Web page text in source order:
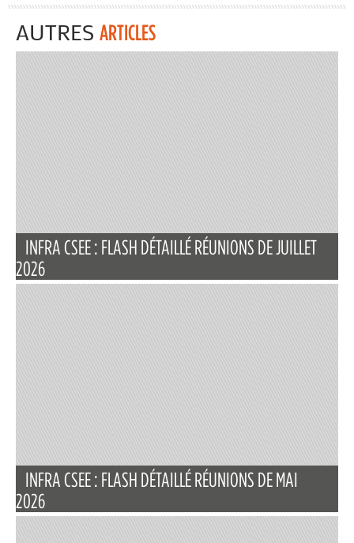
AUTRES ARTICLES
INFRA CSEE : FLASH DÉTAILLÉ RÉUNIONS DE JUILLET
2026
INFRA CSEE : FLASH DÉTAILLÉ RÉUNIONS DE MAI
2026